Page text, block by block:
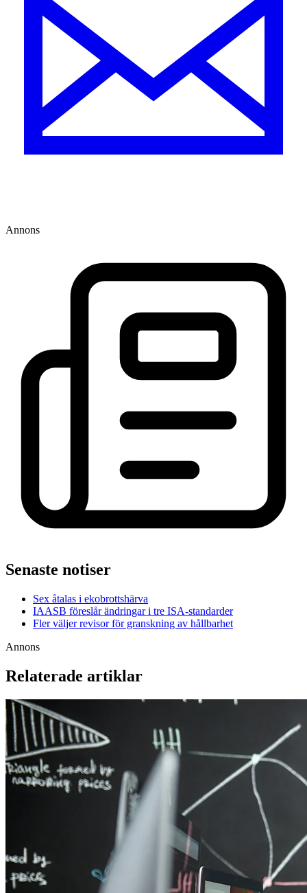
Annons
Senaste notiser
Sex åtalas i ekobrottshärva
IAASB föreslår ändringar i tre ISA-standarder
Fler väljer revisor för granskning av hållbarhet
Annons
Relaterade artiklar